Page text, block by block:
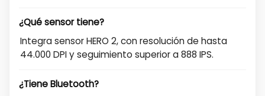
¿Qué sensor tiene?
Integra sensor HERO 2, con resolución de hasta
44.000 DPI y seguimiento superior a 888 IPS.
¿Tiene Bluetooth?